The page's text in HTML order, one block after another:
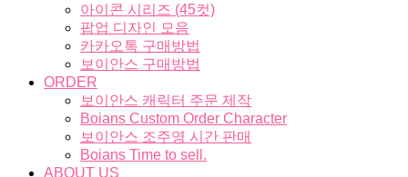
아이콘 시리즈 (45컷)
팝업 디자인 모음
카카오톡 구매방법
보이안스 구매방법
ORDER
보이안스 캐릭터 주문 제작
Boians Custom Order Character
보이안스 조주영 시간 판매
Boians Time to sell.
ABOUT US